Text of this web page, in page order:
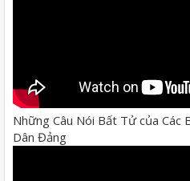
Những Câu Nói Bất Tử của Các
Dân Đảng